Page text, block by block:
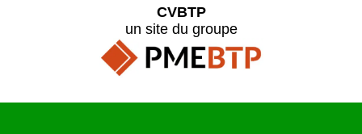
CVBTP
un site du groupe